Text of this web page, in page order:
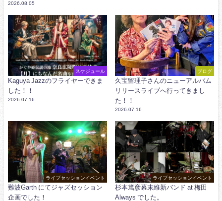
2026.08.05
スケジュール
Kaguya Jazzのフライヤーできま
した！！
2026.07.16
ブログ
久宝留理子さんのニューアルバム
リリースライブへ行ってきまし
た！！
2026.07.16
ライブセッションイベント
難波Garth にてジャズセッション
企画でした！
ライブセッションイベント
杉本篤彦幕末維新バンド at 梅田
Always でした。